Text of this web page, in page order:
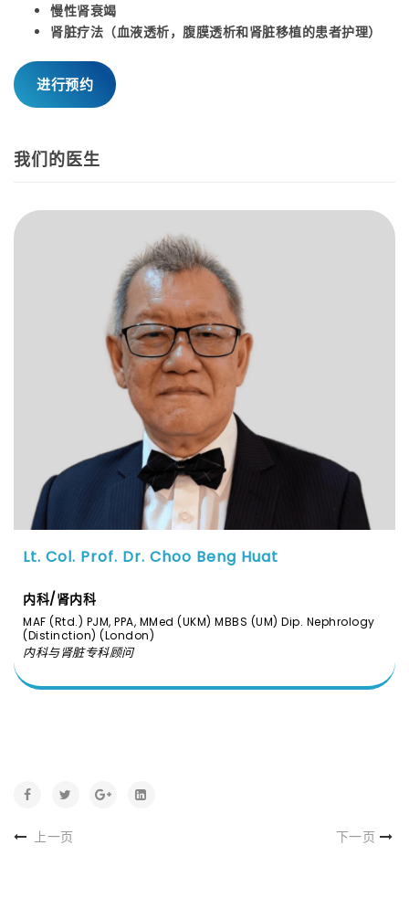
慢性肾衰竭
肾脏疗法（血液透析，腹膜透析和肾脏移植的患者护理）
进行预约
我们的医生
Lt. Col. Prof. Dr. Choo Beng Huat
内科/肾内科
MAF (Rtd.) PJM, PPA, MMed (UKM) MBBS (UM) Dip. Nephrology
(Distinction) (London)
内科与肾脏专科顾问
上一页 下一页